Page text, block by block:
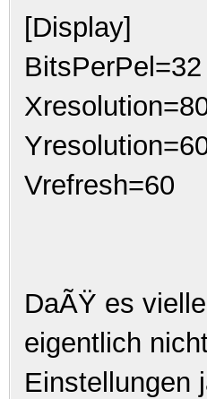
[Display]
BitsPerPel=32
Vrefresh=60
DaÃŸ es
eigentlich
Einstellungen